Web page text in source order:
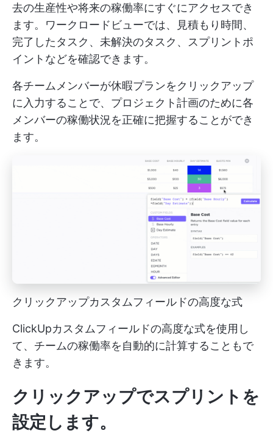
去の生産性や将来の稼働率にすぐにアクセスでき
ます。ワークロードビューでは、見積もり時間、
完了したタスク、未解決のタスク、スプリントポ
イントなどを確認できます。
各チームメンバーが休暇プランをクリックアップ
に入力することで、プロジェクト計画のために各
メンバーの稼働状況を正確に把握することができ
ます。
クリックアップカスタムフィールドの高度な式
ClickUpカスタムフィールドの高度な式を使用し
て、チームの稼働率を自動的に計算することもで
きます。
クリックアップでスプリントを
設定します。